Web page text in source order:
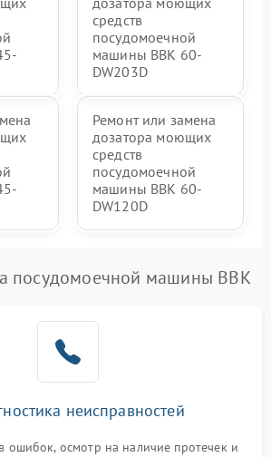
средств
посудомоечной
машины BBK 60-
DW203D
Ремонт или замена
дозатора моющих
средств
посудомоечной
машины BBK 60-
DW120D
посудомоечной машины BBK
неисправностей
ошибок, осмотр на наличие протечек и